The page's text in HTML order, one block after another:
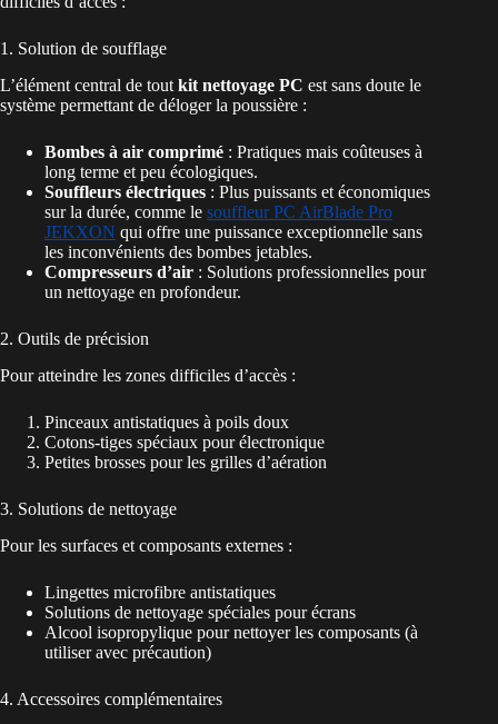
1. Solution de soufflage
L’élément central de tout kit nettoyage PC est sans doute le
système permettant de déloger la poussière :
Bombes à air comprimé : Pratiques mais coûteuses à
long terme et peu écologiques.
Souffleurs électriques : Plus puissants et économiques
sur la durée, comme le souffleur PC AirBlade Pro
JEKXON qui offre une puissance exceptionnelle sans
les inconvénients des bombes jetables.
Compresseurs d’air : Solutions professionnelles pour
un nettoyage en profondeur.
2. Outils de précision
Pour atteindre les zones difficiles d’accès :
Pinceaux antistatiques à poils doux
Cotons-tiges spéciaux pour électronique
Petites brosses pour les grilles d’aération
3. Solutions de nettoyage
Pour les surfaces et composants externes :
Lingettes microfibre antistatiques
Solutions de nettoyage spéciales pour écrans
Alcool isopropylique pour nettoyer les composants (à
utiliser avec précaution)
4. Accessoires complémentaires